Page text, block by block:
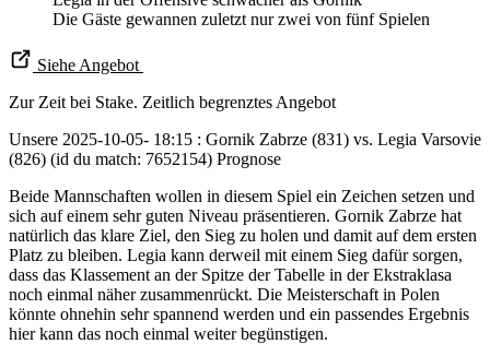
Die Gäste gewannen zuletzt nur zwei von fünf Spielen
Siehe Angebot
Zur Zeit bei Stake. Zeitlich begrenztes Angebot
Unsere 2025-10-05- 18:15 : Gornik Zabrze (831) vs. Legia Varsovie
(826) (id du match: 7652154) Prognose
Beide Mannschaften wollen in diesem Spiel ein Zeichen setzen und
sich auf einem sehr guten Niveau präsentieren. Gornik Zabrze hat
natürlich das klare Ziel, den Sieg zu holen und damit auf dem ersten
Platz zu bleiben. Legia kann derweil mit einem Sieg dafür sorgen,
dass das Klassement an der Spitze der Tabelle in der Ekstraklasa
noch einmal näher zusammenrückt. Die Meisterschaft in Polen
könnte ohnehin sehr spannend werden und ein passendes Ergebnis
hier kann das noch einmal weiter begünstigen.